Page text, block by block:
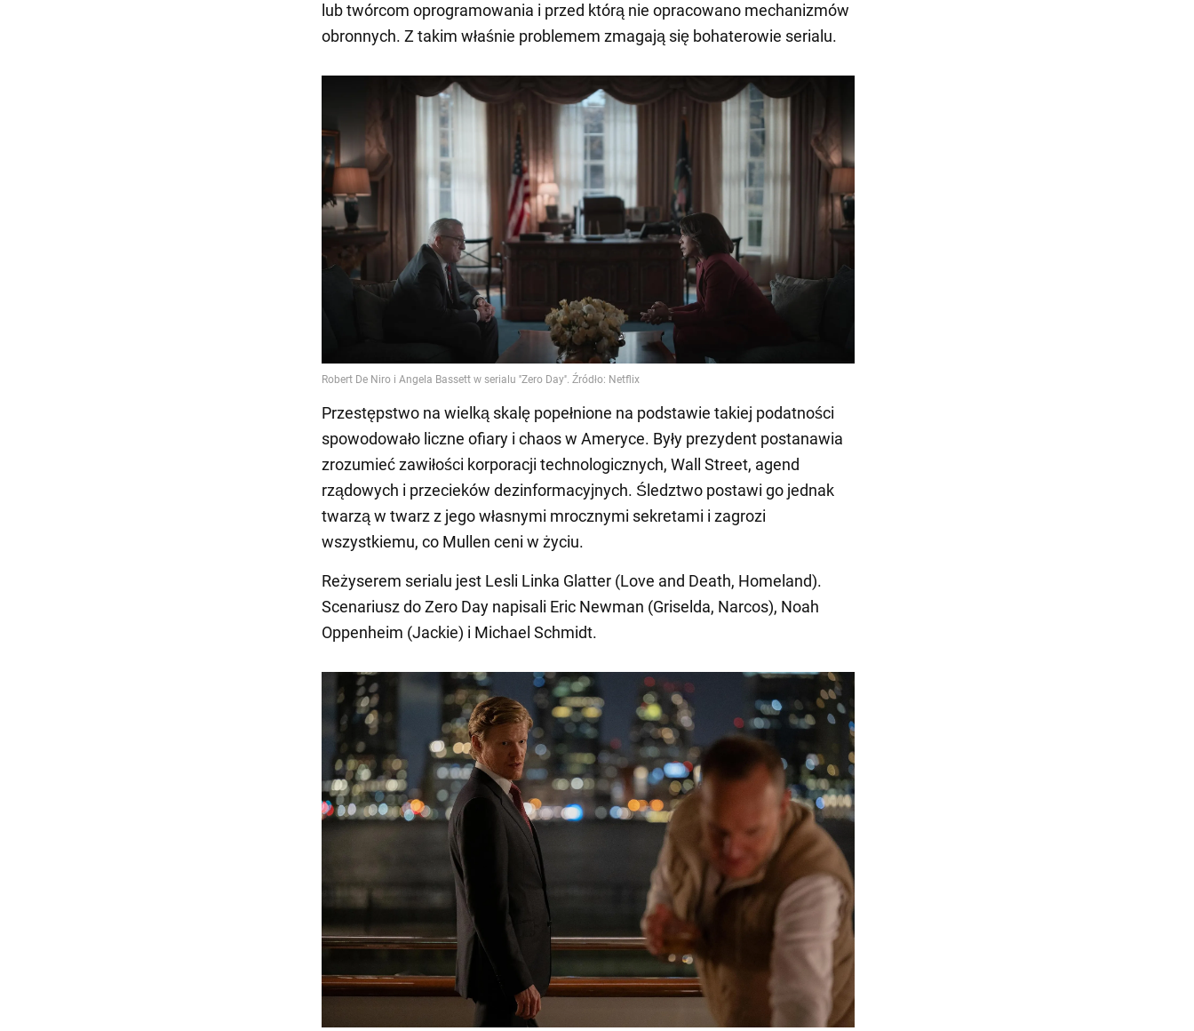
lub twórcom oprogramowania i przed którą nie opracowano mechanizmów
obronnych. Z takim właśnie problemem zmagają się bohaterowie serialu.
Przestępstwo na wielką skalę popełnione na podstawie takiej podatności
spowodowało liczne ofiary i chaos w Ameryce. Były prezydent postanawia
zrozumieć zawiłości korporacji technologicznych, Wall Street, agend
rządowych i przecieków dezinformacyjnych. Śledztwo postawi go jednak
twarzą w twarz z jego własnymi mrocznymi sekretami i zagrozi
wszystkiemu, co Mullen ceni w życiu.
Reżyserem serialu jest Lesli Linka Glatter (Love and Death, Homeland).
Scenariusz do Zero Day napisali Eric Newman (Griselda, Narcos), Noah
Oppenheim (Jackie) i Michael Schmidt.